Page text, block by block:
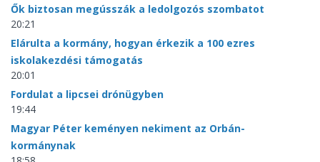
Ők biztosan megússzák a ledolgozós szombatot
20:21
Elárulta a kormány, hogyan érkezik a 100 ezres
iskolakezdési támogatás
20:01
Fordulat a lipcsei drónügyben
19:44
Magyar Péter keményen nekiment az Orbán-
kormánynak